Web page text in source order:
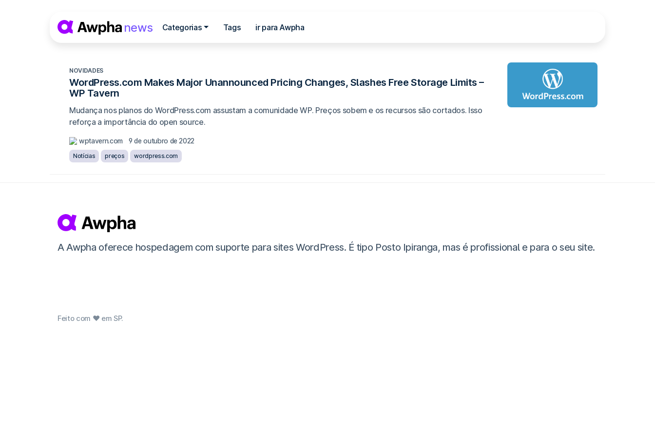
NOVIDADES
WordPress.com Makes Major Unannounced Pricing Changes, Slashes Free Storage Limits –
WP Tavern
Mudança nos planos do WordPress.com assustam a comunidade WP. Preços sobem e os recursos são cortados. Isso
reforça a importância do open source.
wptavern.com 9 de outubro de 2022
Notícias preços wordpress.com
Navegação principal
news Categorias Tags ir para Awpha
A Awpha oferece hospedagem com suporte para sites WordPress. É tipo Posto Ipiranga, mas é profissional e para o seu site.
Feito com ❤ em SP.